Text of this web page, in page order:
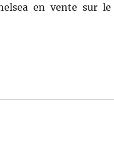
en vente sur